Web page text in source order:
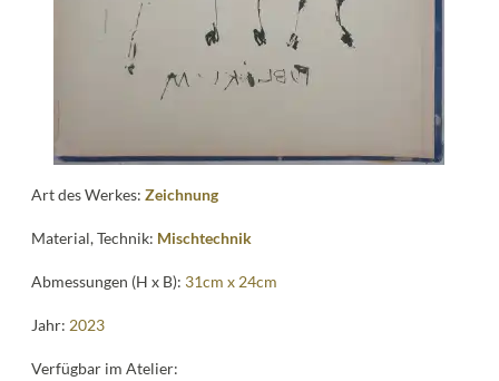
Kontakt
Art des Werkes:Zeichnung
Material, Technik: Mischtechnik
Abmessungen (H x B): 31cm x 24cm
Jahr: 2023
Verfügbar im Atelier: